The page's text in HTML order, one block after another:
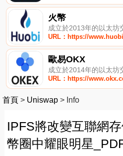
火幣
成立於2013年的以太坊
URL：https://
歐易OKX
成立於2014年的以太坊
URL：https://
首頁 > Uniswap > Info
IPFS將改變互聯網
幣圈中耀眼明星